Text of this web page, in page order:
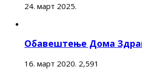
24. март 2025.
Обавештење Дома
16. март 2020. 2,591